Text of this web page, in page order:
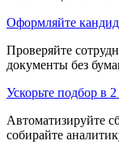
Оформляйте
Проверяйте
документы без
Ускорьте подбор в
Автоматизируйте
собирайте